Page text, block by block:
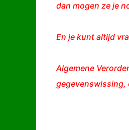
dan mogen ze je
En je kunt altijd
Algemene
gegevenswissing,